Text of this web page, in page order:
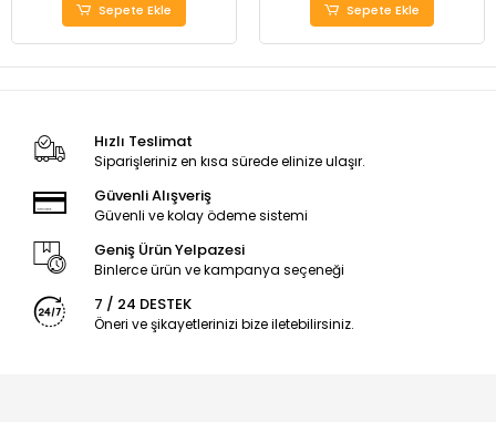
Sepete Ekle Sepete Ekle
Hızlı Teslimat
Siparişleriniz en kısa sürede elinize ulaşır.
Güvenli Alışveriş
Güvenli ve kolay ödeme sistemi
Geniş Ürün Yelpazesi
Binlerce ürün ve kampanya seçeneği
7 / 24 DESTEK
Öneri ve şikayetlerinizi bize iletebilirsiniz.